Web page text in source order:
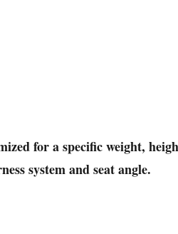
for a specific weight,
system and seat angle.